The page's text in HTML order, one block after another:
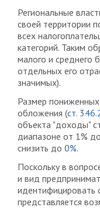
Региональные
своей территории
всех
категорий. Таким
малого и среднего
отдельных его
значимых).
Размер
обложения (ст.
объекта "доходы"
диапазоне от 1%
снизить до 0%.
Поскольку в
и вид
идентифицировать
представляется